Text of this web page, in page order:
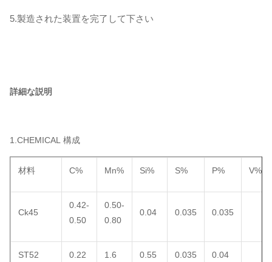
5.製造された装置を完了して下さい
詳細な説明
1.CHEMICAL 構成
材料 C% Mn% Si% S% P% V%
Ck45
0.42-
0.50
0.50-
0.80
0.04 0.035 0.035
ST52 0.22 1.6 0.55 0.035 0.04